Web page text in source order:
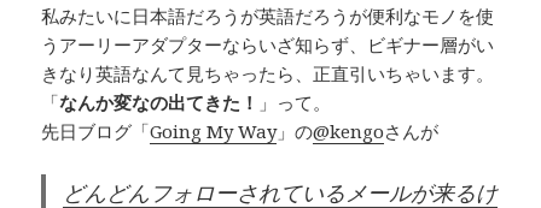
私みたいに日本語だろうが英語だろうが便利なモノを使
うアーリーアダプターならいざ知らず、ビギナー層がい
きなり英語なんて見ちゃったら、正直引いちゃいます。
「なんか変なの出てきた！ 」って。
先日ブログ「Going My Way」の@kengoさんが
どんどんフォローされているメールが来るけ